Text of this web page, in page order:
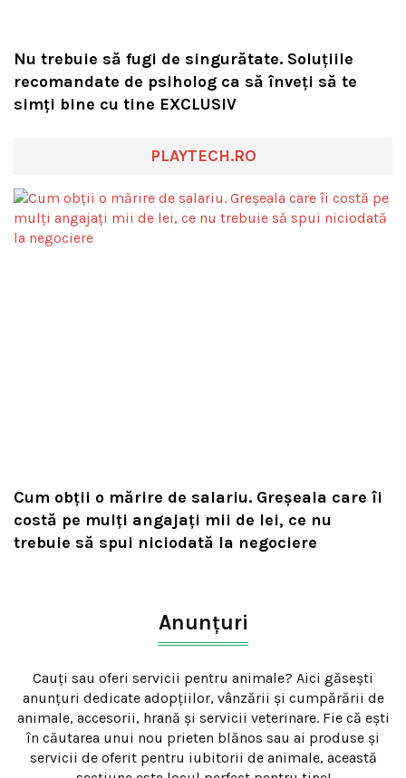
Nu trebuie să fugi de singurătate. Soluțiile
recomandate de psiholog ca să înveți să te
simți bine cu tine EXCLUSIV
PLAYTECH.RO
Cum obții o mărire de salariu. Greșeala care îi
costă pe mulți angajați mii de lei, ce nu
trebuie să spui niciodată la negociere
Anunțuri
Cauți sau oferi servicii pentru animale? Aici găsești
anunțuri dedicate adopțiilor, vânzării și cumpărării de
animale, accesorii, hrană și servicii veterinare. Fie că ești
în căutarea unui nou prieten blănos sau ai produse și
servicii de oferit pentru iubitorii de animale, această